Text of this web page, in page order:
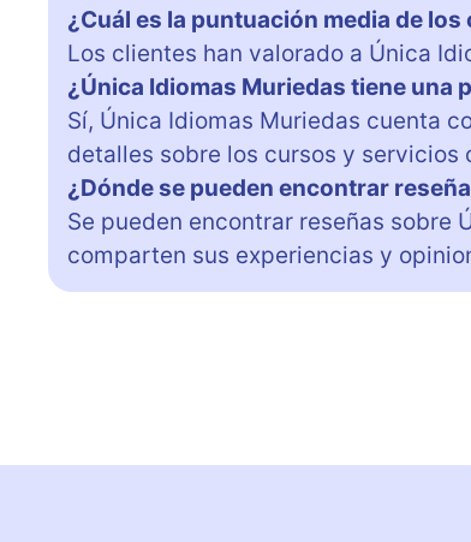
¿Cuál es la puntuación media de
Los clientes han valorado a Única
¿Única Idiomas Muriedas tiene una
Sí, Única Idiomas Muriedas cuenta
detalles sobre los cursos y servicios
¿Dónde se pueden encontrar
Se pueden encontrar reseñas sobre
comparten sus experiencias y